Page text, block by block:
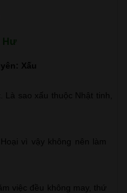
Hư
Xấu
. Là sao xấu thuộc Nhật tinh,
vì vậy không nên làm
việc đều không may, thứ